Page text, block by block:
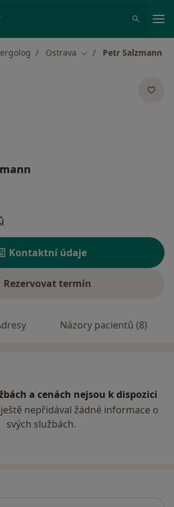
Ostrava Změna města
Petr Salzmann
Kontaktní údaje
Rezervovat termín
Názory pacientů (8)
a cenách nejsou k dispozici
nepřidával žádné informace o
svých službách.